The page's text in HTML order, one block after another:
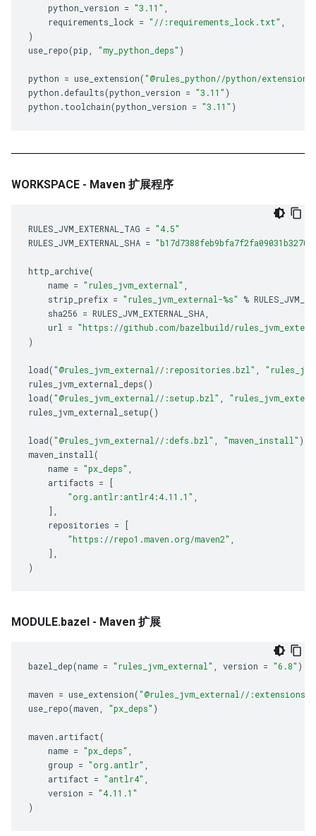
python_version = "3.11"
requirements_lock = "//:requirements_lock.txt"
)
use_repo(pip "my_python_deps" )
python = use_extension("@rules_python//python/
python .defaults(python_version = "3.11" )
python .toolchain(python_version = "3.11" )
WORKSPACE - Maven 扩展程序
RULES_JVM_EXTERNAL_TAG = "4.5"
RULES_JVM_EXTERNAL_SHA =
http_archive(
name = "rules_jvm_external"
strip_prefix = "rules_jvm_external-%s" %
sha256 = RULES_JVM_EXTERNAL_SHA
url
= "https://github.com/bazelbuild/
)
load("@rules_jvm_external//:repositories.bzl"
rules_jvm_external_deps()
load("@rules_jvm_external//:setup.bzl"
rules_jvm_external_setup()
load("@rules_jvm_external//:defs.bzl" "maven_install" )
maven_install (
name = "px_deps"
artifacts =
[
"org.antlr:antlr4:4.11.1"
]
repositories =
[
"https://repo1.maven.org/maven2"
]
)
MODULE.bazel - Maven 扩展
bazel_dep(name = "rules_jvm_external" version = "6.8" )
maven = use_extension("@rules_jvm_external//
use_repo(maven "px_deps" )
maven .artifact(
name = "px_deps"
group = "org.antlr"
artifact = "antlr4"
version = "4.11.1"
)